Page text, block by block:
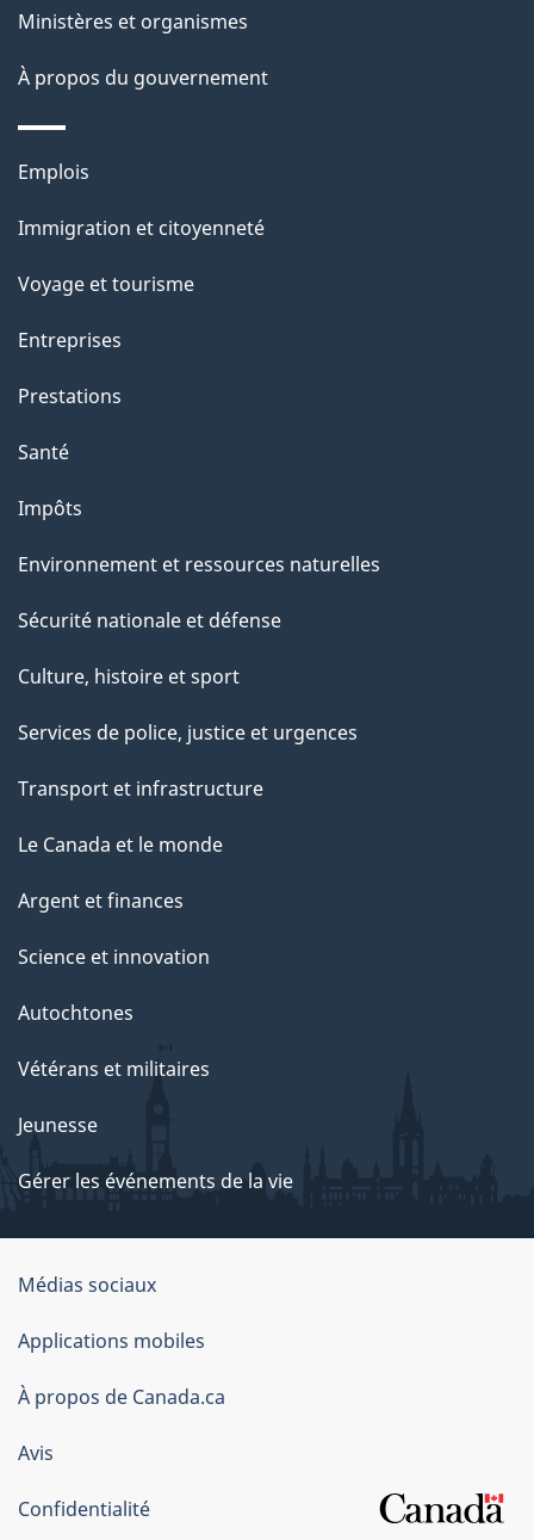
a
g
e
Ministères et organismes
À propos du gouvernement
Thèmes
sujets
Emplois
Immigration et citoyenneté
Voyage et tourisme
Entreprises
Prestations
Santé
Impôts
Environnement et ressources naturelles
Sécurité nationale et défense
Culture, histoire et sport
Services de police, justice et urgences
Transport et infrastructure
Le Canada et le monde
Argent et finances
Science et innovation
Autochtones
Vétérans et militaires
Jeunesse
Gérer les événements de la vie
Organisation
du
gouvernement
du
Canada
Médias sociaux
Applications mobiles
À propos de Canada.ca
Avis
Confidentialité